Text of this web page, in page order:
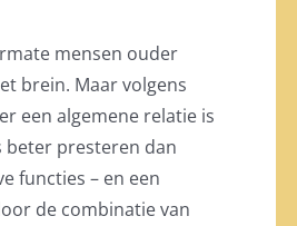
mensen ouder
brein. Maar volgens
een algemene relatie is
beter presteren dan
functies – en een
de combinatie van